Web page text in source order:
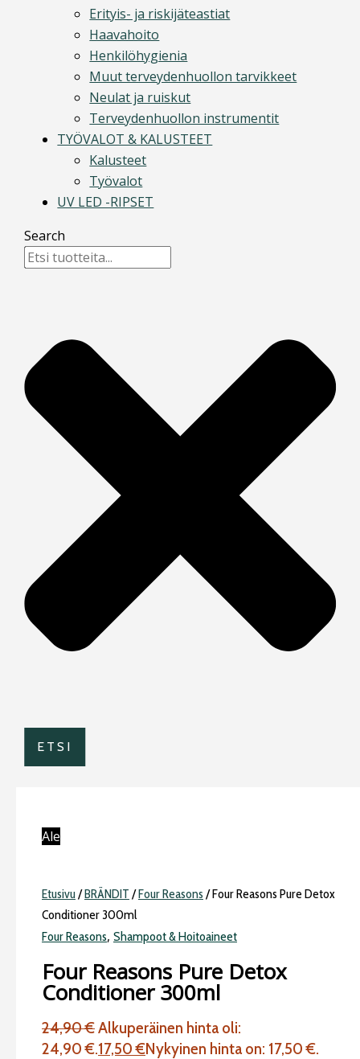
Ale
Etusivu/BRÄNDIT /Four Reasons / Four Reasons Pure Detox
Conditioner 300ml
Four Reasons, Shampoot & Hoitoaineet
Four Reasons Pure Detox
Conditioner 300ml
24,90€Alkuperäinen hinta oli:
24,90 €.17,50€Nykyinen hinta on: 17,50 €.
Erityis- ja riskijäteastiat
Haavahoito
Henkilöhygienia
Muut terveydenhuollon tarvikkeet
Neulat ja ruiskut
Terveydenhuollon instrumentit
TYÖVALOT & KALUSTEET
Kalusteet
Työvalot
UV LED -RIPSET
Search
ETSI